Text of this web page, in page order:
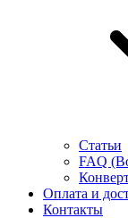
Статьи
FAQ
Оплата и
Контакты